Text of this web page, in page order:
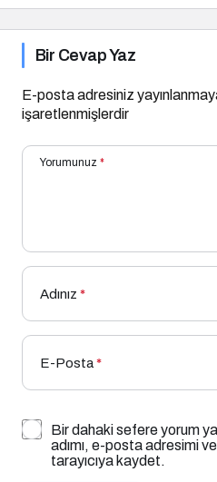
Bir Cevap Yaz
E-posta adresiniz
işaretlenmişlerdir
Yorumunuz *
Adınız *
E-Posta*
Bir dahaki sefere yorum
adımı, e-posta adresimi
tarayıcıya kaydet.